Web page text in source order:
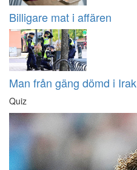
Billigare mat i affären
Man från gäng dömd i Irak
Quiz